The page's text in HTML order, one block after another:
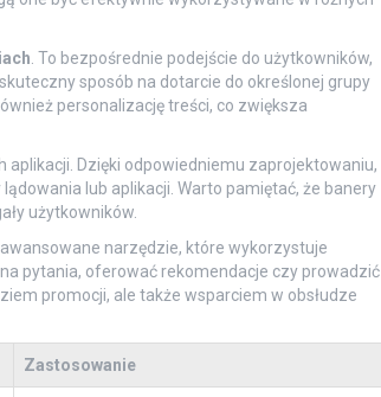
. To bezpośrednie podejście do użytkowników,
sposób na dotarcie do określonej grupy
personalizację treści, co zwiększa
Dzięki odpowiedniemu zaprojektowaniu,
lub aplikacji. Warto pamiętać, że banery
użytkowników.
narzędzie, które wykorzystuje
pytania, oferować rekomendacje czy prowadzić
promocji, ale także wsparciem w obsłudze
Zastosowanie